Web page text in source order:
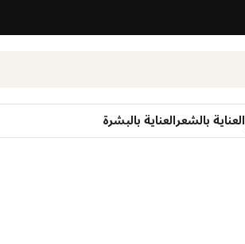
العناية بالشعرالعناية بالبشرة